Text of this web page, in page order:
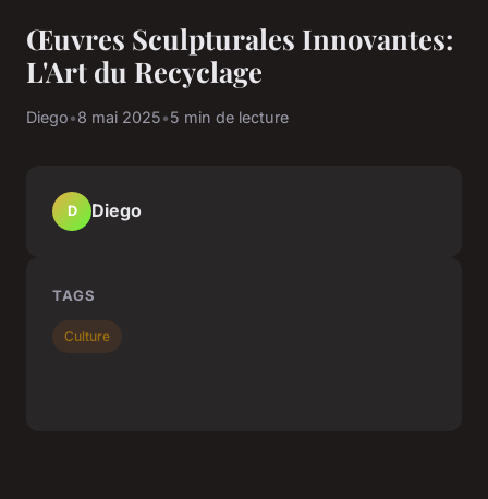
Œuvres Sculpturales Innovantes:
L'Art du Recyclage
Diego•8 mai 2025•5 min de lecture
D Diego
TAGS
Culture